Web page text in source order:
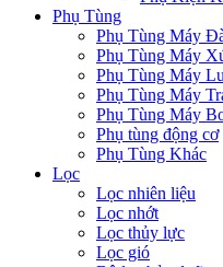
Phụ Tùng
Phụ Tùng Máy
Phụ Tùng Máy
Phụ Tùng Máy Lu
Phụ Tùng Máy
Phụ Tùng Máy
Phụ tùng động cơ
Phụ Tùng Khác
Lọc
Lọc nhiên liệu
Lọc nhớt
Lọc thủy lực
Lọc gió